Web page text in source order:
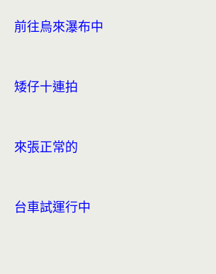
前往烏來瀑布中
矮仔十連拍
來張正常的
台車試運行中